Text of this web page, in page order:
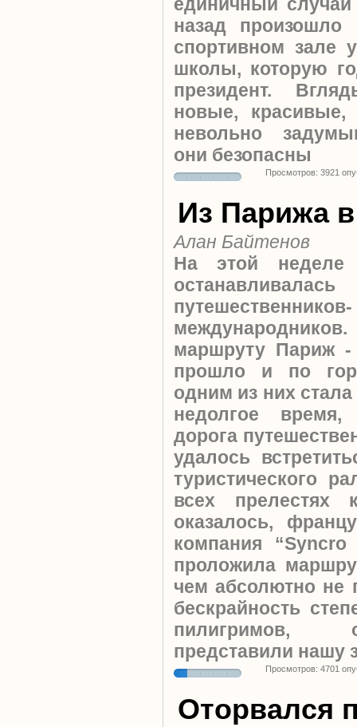
назад
спортивном зале
школы, которую
президент.
новые, красивые,
невольно
они безопасны
Просмотров: 3921
Из Парижа
Алан Байтенов
На этой
путешественников-
маршруту Париж
прошло и по
одним из них
недолгое
дорога
удалось
туристического
всех прелестях
оказалось,
компания
проложила
чем абсолютно не
бескрайность
пилигримов,
представили нашу
Просмотров: 4701
Оторвался